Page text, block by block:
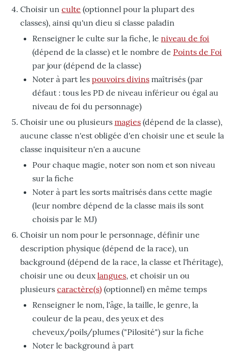
Choisir un culte (optionnel pour la plupart des
classes), ainsi qu'un dieu si classe paladin
Renseigner le culte sur la fiche, le niveau de foi
(dépend de la classe) et le nombre de Points de Foi
par jour (dépend de la classe)
Noter à part les pouvoirs divins maîtrisés (par
défaut : tous les PD de niveau inférieur ou égal au
niveau de foi du personnage)
Choisir une ou plusieurs magies (dépend de la classe),
aucune classe n'est obligée d'en choisir une et seule la
classe inquisiteur n'en a aucune
Pour chaque magie, noter son nom et son niveau
sur la fiche
Noter à part les sorts maîtrisés dans cette magie
(leur nombre dépend de la classe mais ils sont
choisis par le MJ)
Choisir un nom pour le personnage, définir une
description physique (dépend de la race), un
background (dépend de la race, la classe et l'héritage),
choisir une ou deuxlangues, et choisir un ou
plusieurs caractère(s) (optionnel) en même temps
Renseigner le nom, l'âge, la taille, le genre, la
couleur de la peau, des yeux et des
cheveux/poils/plumes ("Pilosité") sur la fiche
Noter le background à part